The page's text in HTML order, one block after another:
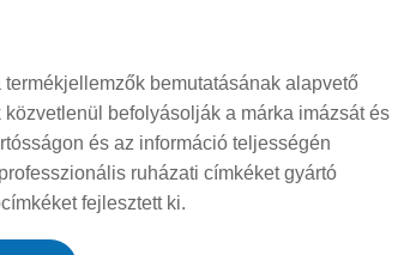
bemutatásának alapvető
befolyásolják a márka imázsát és
és az információ teljességén
ruházati címkéket gyártó
fejlesztett ki.